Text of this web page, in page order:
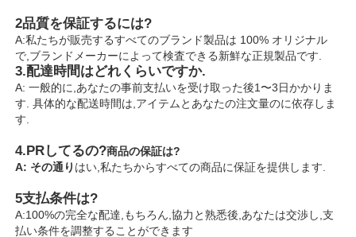
2品質を保証するには?
A:私たちが販売するすべてのブランド製品は 100% オリジナル
で,ブランドメーカーによって検査できる新鮮な正規製品です.
3.配達時間はどれくらいですか.
A: 一般的に,あなたの事前支払いを受け取った後1〜3日かかりま
す. 具体的な配送時間は,アイテムとあなたの注文量のに依存しま
す.
4.PRしてるの?商品の保証は?
A: その通り はい,私たちからすべての商品に保証を提供します.
5支払条件は?
A:100%の完全な配達,もちろん,協力と熟悉後,あなたは交渉し,支
払い条件を調整することができます